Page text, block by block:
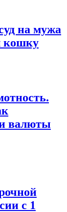
на мужа
кошку
валюты
с 1